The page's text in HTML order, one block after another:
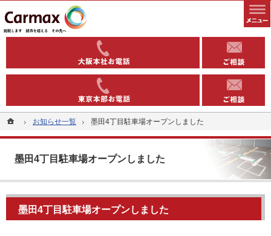
ホームお知らせ一覧 墨田4丁目駐車場オープンしました
墨田4丁目駐車場オープンしました
全国1000以上の実績有り。コインパーキングや駐車場への土地活用なら当社へ。
安定収益を得る土地活用方法（コインパーキング・駐車場）なら東洋カーマックス
墨田4丁目駐車場オープンしました
06-6363-
03-5543-
ホームお知らせ一覧 墨田4丁目駐車場オープンしました